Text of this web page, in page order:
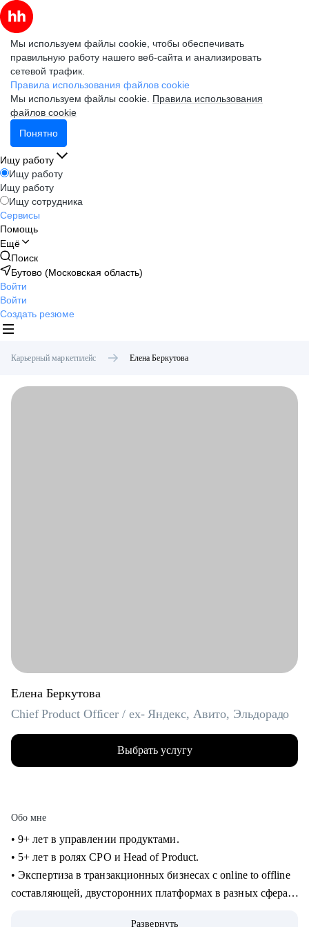
Мы используем файлы cookie, чтобы обеспечивать
правильную работу нашего веб-сайта и анализировать
сетевой трафик.
Правила использования файлов cookie
Мы используем файлы cookie. Правила использования
файлов cookie
Понятно
Ищу работу
Ищу работу
Ищу работу
Ищу сотрудника
Сервисы
Помощь
Ещё
Поиск
Бутово (Московская область)
Войти
Войти
Создать резюме
Карьерный маркетплейс Елена Беркутова
Елена Беркутова
Chief Product Officer / ex- Яндекс, Авито, Эльдорадо
Выбрать услугу
Обо мне
• 9+ лет в управлении продуктами.
• 5+ лет в ролях CPO и Head of Product.
• Экспертиза в транзакционных бизнесах с online to offline
составляющей, двусторонних платформах в разных сферах:
Развернуть